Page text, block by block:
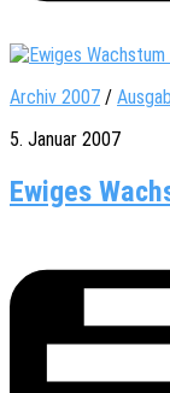
Archiv 2007 /
5. Januar 2007
Ewiges